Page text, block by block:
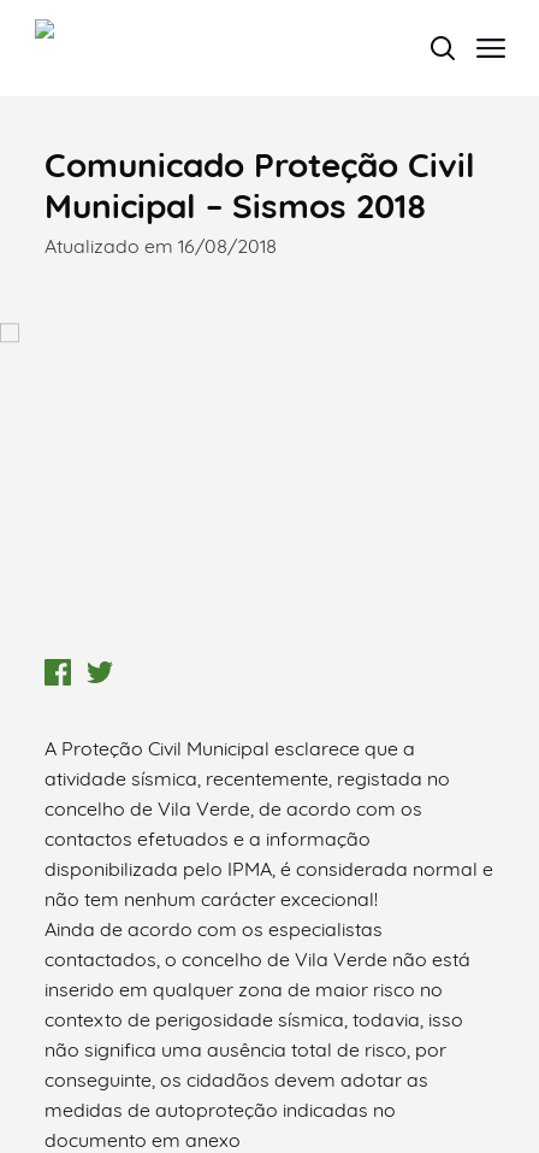
Termo de Pesquisa
Comunicado Proteção Civil
Municipal – Sismos 2018
Atualizado em 16/08/2018
A Proteção Civil Municipal esclarece que a
atividade sísmica, recentemente, registada no
concelho de Vila Verde, de acordo com os
contactos efetuados e a informação
disponibilizada pelo IPMA, é considerada normal e
não tem nenhum carácter excecional!
Ainda de acordo com os especialistas
contactados, o concelho de Vila Verde não está
inserido em qualquer zona de maior risco no
contexto de perigosidade sísmica, todavia, isso
não significa uma ausência total de risco, por
conseguinte, os cidadãos devem adotar as
medidas de autoproteção indicadas no
documento em anexo